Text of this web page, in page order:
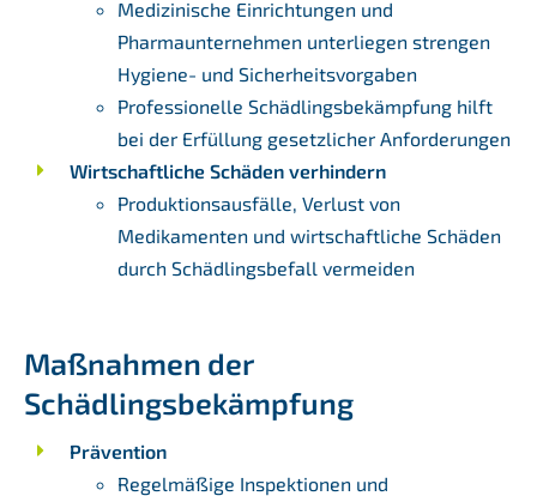
Medizinische Einrichtungen und
Pharmaunternehmen unterliegen strengen
Hygiene- und Sicherheitsvorgaben
Professionelle Schädlingsbekämpfung hilft
bei der Erfüllung gesetzlicher Anforderungen
Wirtschaftliche Schäden verhindern
Produktionsausfälle, Verlust von
Medikamenten und wirtschaftliche Schäden
durch Schädlingsbefall vermeiden
Maßnahmen der
Schädlingsbekämpfung
Prävention
Regelmäßige Inspektionen und